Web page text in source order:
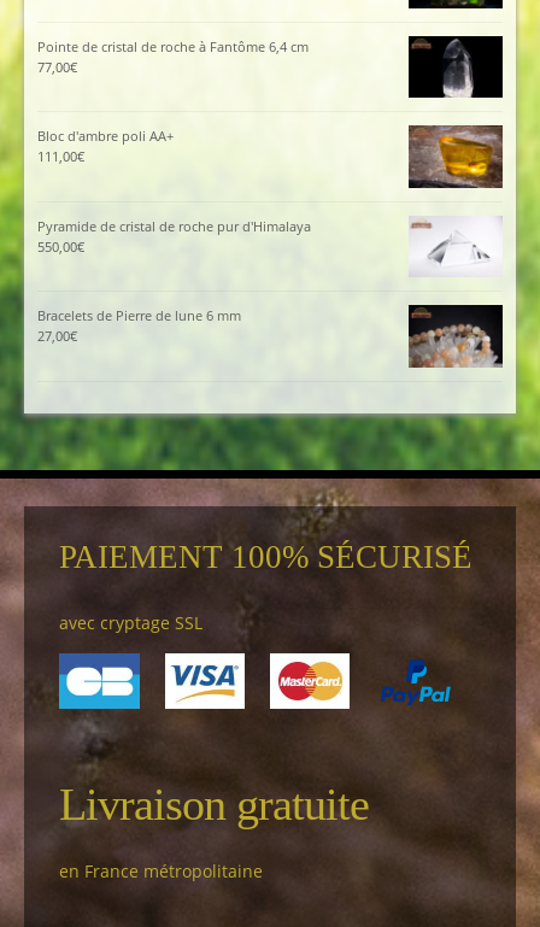
Pointe de cristal de roche à Fantôme 6,4 cm
77,00€
Bloc d'ambre poli AA+
111,00€
Pyramide de cristal de roche pur d'Himalaya
550,00€
Bracelets de Pierre de lune 6 mm
27,00€
PAIEMENT 100% SÉCURISÉ
avec cryptage SSL
Livraison gratuite
en France métropolitaine